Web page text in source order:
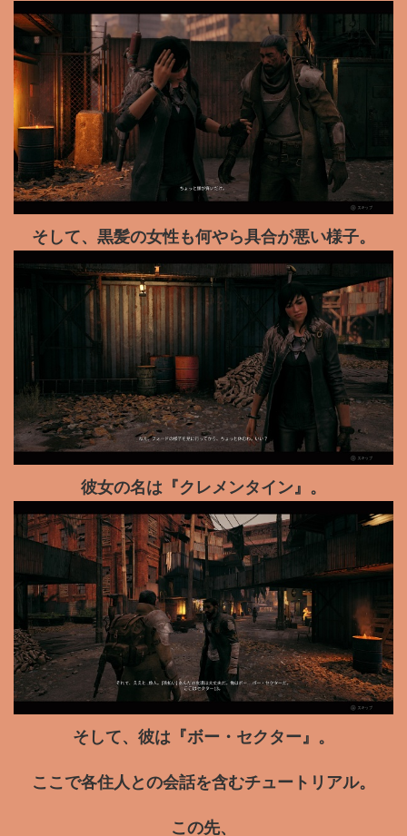
そして、黒髪の女性も何やら具合が悪い様子。
彼女の名は『クレメンタイン』。
そして、彼は『ボー・セクター』。
ここで各住人との会話を含むチュートリアル。
この先、